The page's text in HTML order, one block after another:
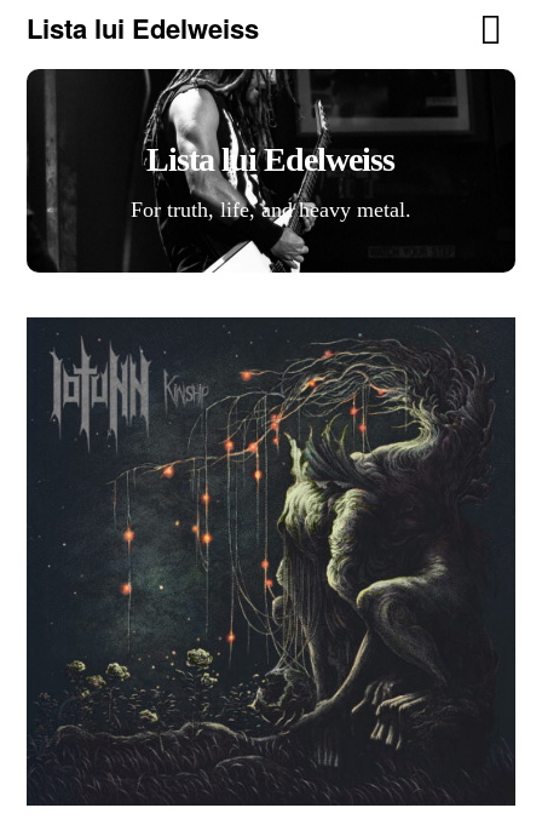
Lista lui Edelweiss
Lista lui Edelweiss
For truth, life, and heavy metal.